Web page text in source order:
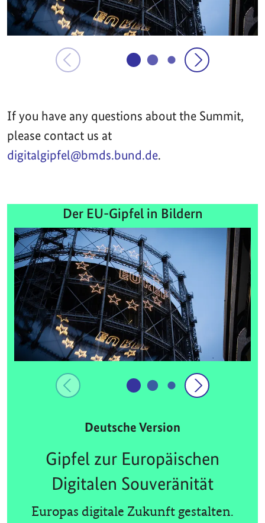
If you have any questions about the Summit,
please contact us at
digitalgipfel@bmds.bund.de.
Der EU-Gipfel in Bildern
Deutsche Version
Gipfel zur Europäischen
Digitalen Souveränität
Europas digitale Zukunft gestalten.